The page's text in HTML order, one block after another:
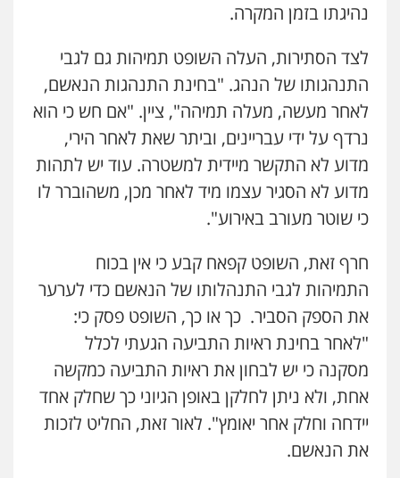
נהיגתו בזמן המקרה.
לצד הסתירות, העלה השופט תמיהות גם לגבי
התנהגותו של הנהג. "בחינת התנהגות הנאשם,
לאחר מעשה, מעלה תמיהה", ציין. "אם חש כי הוא
נרדף על ידי עבריינים, וביתר שאת לאחר הירי,
מדוע לא התקשר מיידית למשטרה. עוד יש לתהות
מדוע לא הסגיר עצמו מיד לאחר מכן, משהוברר לו
כי שוטר מעורב באירוע".
חרף זאת, השופט קפאח קבע כי אין בכוח
התמיהות לגבי התנהלותו של הנאשם כדי לערער
את הספק הסביר. כך או כך, השופט פסק כי:
"לאחר בחינת ראיות התביעה הגעתי לכלל
מסקנה כי יש לבחון את ראיות התביעה כמקשה
אחת, ולא ניתן לחלקן באופן הגיוני כך שחלק אחד
יידחה וחלק אחר יאומץ". לאור זאת, החליט לזכות
את הנאשם.
צילום עורכי דין שירותים מקצועיים לעורכי
דין
רונן הלל – מוניטין
שליליים
שירותים מקצועיים לעורכי דין
0522508109
אחסון אתרים
מהירות הגנה גיבוי תמיכה שירותים
מקצועיים לעורכי דין
מרכז התחלה חדשה